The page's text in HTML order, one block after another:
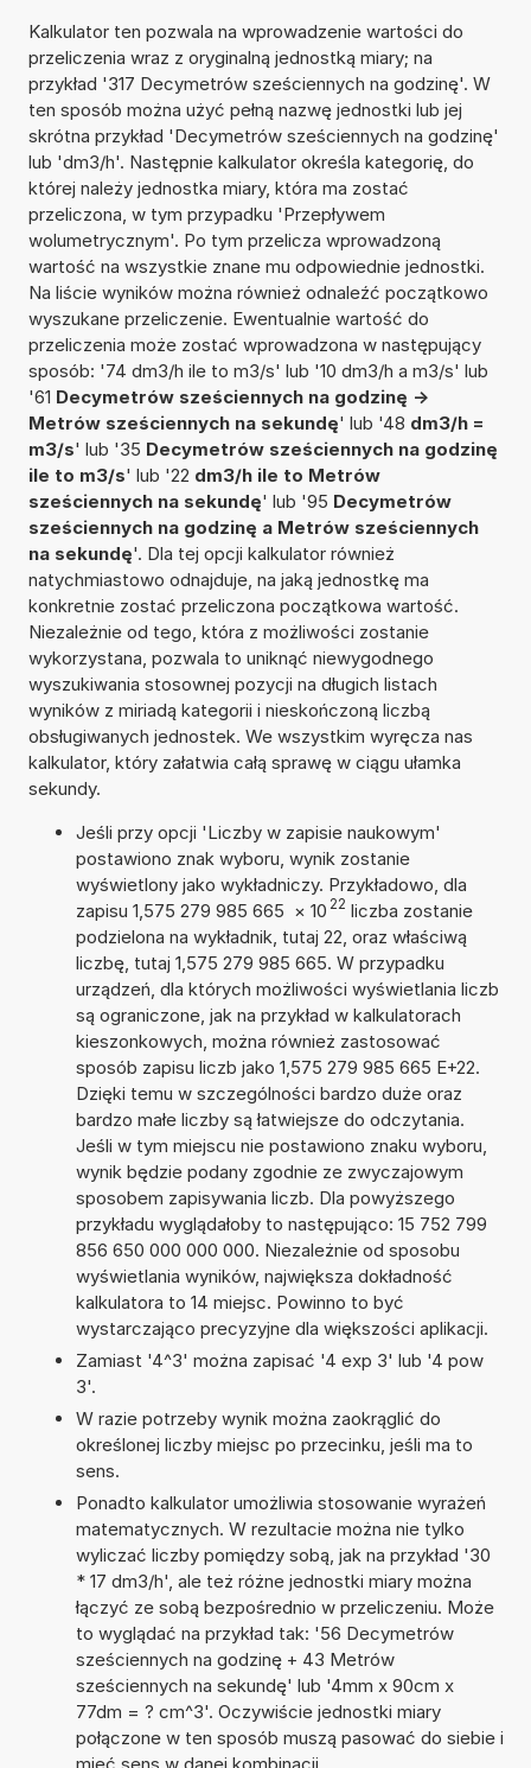
Kalkulator ten pozwala na wprowadzenie wartości do
przeliczenia wraz z oryginalną jednostką miary; na
przykład '317 Decymetrów sześciennych na godzinę'. W
ten sposób można użyć pełną nazwę jednostki lub jej
skrótna przykład 'Decymetrów sześciennych na godzinę'
lub 'dm3/h'. Następnie kalkulator określa kategorię, do
której należy jednostka miary, która ma zostać
przeliczona, w tym przypadku 'Przepływem
wolumetrycznym'. Po tym przelicza wprowadzoną
wartość na wszystkie znane mu odpowiednie jednostki.
Na liście wyników można również odnaleźć początkowo
wyszukane przeliczenie. Ewentualnie wartość do
przeliczenia może zostać wprowadzona w następujący
sposób: '74 dm3/h ile to m3/s' lub '10 dm3/h a m3/s' lub
'61 Decymetrów sześciennych na godzinę ->
Metrów sześciennych na sekundę' lub '48 dm3/h =
m3/s' lub '35 Decymetrów sześciennych na godzinę
ile to m3/s' lub '22 dm3/h ile to Metrów
sześciennych na sekundę' lub '95 Decymetrów
sześciennych na godzinę a Metrów sześciennych
na sekundę'. Dla tej opcji kalkulator również
natychmiastowo odnajduje, na jaką jednostkę ma
konkretnie zostać przeliczona początkowa wartość.
Niezależnie od tego, która z możliwości zostanie
wykorzystana, pozwala to uniknąć niewygodnego
wyszukiwania stosownej pozycji na długich listach
wyników z miriadą kategorii i nieskończoną liczbą
obsługiwanych jednostek. We wszystkim wyręcza nas
kalkulator, który załatwia całą sprawę w ciągu ułamka
sekundy.
Jeśli przy opcji 'Liczby w zapisie naukowym'
postawiono znak wyboru, wynik zostanie
wyświetlony jako wykładniczy. Przykładowo, dla
zapisu 1,575 279 985 665 × 10 22 liczba zostanie
podzielona na wykładnik, tutaj 22, oraz właściwą
liczbę, tutaj 1,575 279 985 665. W przypadku
urządzeń, dla których możliwości wyświetlania liczb
są ograniczone, jak na przykład w kalkulatorach
kieszonkowych, można również zastosować
sposób zapisu liczb jako 1,575 279 985 665 E+22.
Dzięki temu w szczególności bardzo duże oraz
bardzo małe liczby są łatwiejsze do odczytania.
Jeśli w tym miejscu nie postawiono znaku wyboru,
wynik będzie podany zgodnie ze zwyczajowym
sposobem zapisywania liczb. Dla powyższego
przykładu wyglądałoby to następująco: 15 752 799
856 650 000 000 000. Niezależnie od sposobu
wyświetlania wyników, największa dokładność
kalkulatora to 14 miejsc. Powinno to być
wystarczająco precyzyjne dla większości aplikacji.
Zamiast '4^3' można zapisać '4 exp 3' lub '4 pow
3'.
W razie potrzeby wynik można zaokrąglić do
określonej liczby miejsc po przecinku, jeśli ma to
sens.
Ponadto kalkulator umożliwia stosowanie wyrażeń
matematycznych. W rezultacie można nie tylko
wyliczać liczby pomiędzy sobą, jak na przykład '30
* 17 dm3/h', ale też różne jednostki miary można
łączyć ze sobą bezpośrednio w przeliczeniu. Może
to wyglądać na przykład tak: '56 Decymetrów
sześciennych na godzinę + 43 Metrów
sześciennych na sekundę' lub '4mm x 90cm x
77dm = ? cm^3'. Oczywiście jednostki miary
połączone w ten sposób muszą pasować do siebie i
mieć sens w danej kombinacji.